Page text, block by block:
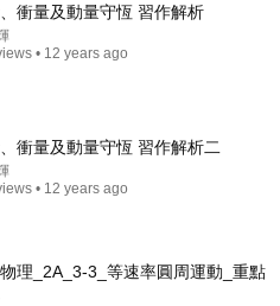
越研究，反而發現不懂的東
衝量及動量守恆 習作解析
• 12 years ago
衝量及動量守恆 習作解析二
• 12 years ago
理_2A_3-3_等速率圓周運動_重點